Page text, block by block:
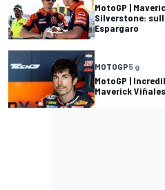
MotoGP |
Silverstone:
Espargaro
MOTOGP5 g
MotoGP |
Maverick